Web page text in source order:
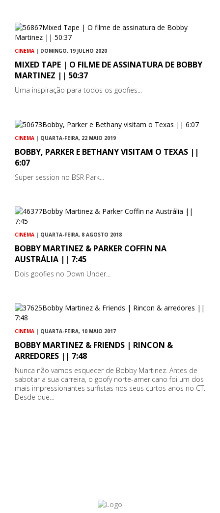
CINEMA | DOMINGO, 19 JULHO 2020
MIXED TAPE | O FILME DE ASSINATURA DE BOBBY
MARTINEZ || 50:37
Uma inspiração para todos os goofies...
CINEMA | QUARTA-FEIRA, 22 MAIO 2019
BOBBY, PARKER E BETHANY VISITAM O TEXAS ||
6:07
Super session no BSR Park...
CINEMA | QUARTA-FEIRA, 8 AGOSTO 2018
BOBBY MARTINEZ & PARKER COFFIN NA
AUSTRÁLIA || 7:45
Dois goofies no Down Under...
CINEMA | QUARTA-FEIRA, 10 MAIO 2017
BOBBY MARTINEZ & FRIENDS | RINCON &
ARREDORES || 7:48
Nunca não vamos esquecer de Bobby Martinez. Antes de
sabotar a sua carreira, o goofy norte-americano foi um dos
mais impressionantes surfistas nos seus curtos anos no CT.
Desde que…